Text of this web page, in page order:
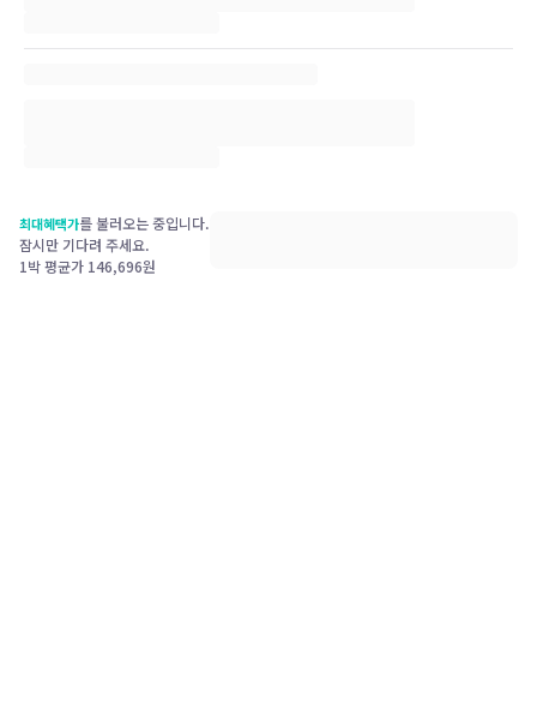
최대혜택가를 불러오는 중입니다.
잠시만 기다려 주세요.
1박 평균가 146,696원